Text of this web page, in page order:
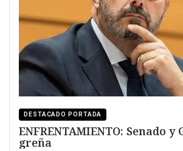
DESTACADO PORTADA
ENFRENTAMIENTO: Senado y Gobierno a la
greña